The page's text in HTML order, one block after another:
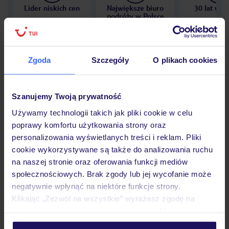
Zgoda Szczegóły O plikach cookies
Szanujemy Twoją prywatność
Używamy technologii takich jak pliki cookie w celu
poprawy komfortu użytkowania strony oraz
personalizowania wyświetlanych treści i reklam. Pliki
cookie wykorzystywane są także do analizowania ruchu
na naszej stronie oraz oferowania funkcji mediów
społecznościowych. Brak zgody lub jej wycofanie może
negatywnie wpłynąć na niektóre funkcje strony.
Klikając „Zezwól na wszystkie” wyrażasz zgodę na
personalizować swój wybór wchodząc w zakładkę
Lider niskich cen
Największe biuro
podróży w Polsce
30 lat w
Opinie
Pokoje
Wyżywienie